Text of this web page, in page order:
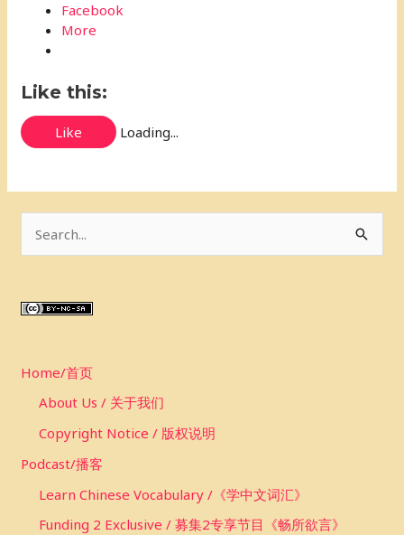
Facebook
More
Like this:
Like Loading...
r
h
Home/首页
About Us / 关于我们
Copyright Notice / 版权说明
Podcast/播客
Learn Chinese Vocabulary /《学中文词汇》
Funding 2 Exclusive / 募集2专享节目《畅所欲言》